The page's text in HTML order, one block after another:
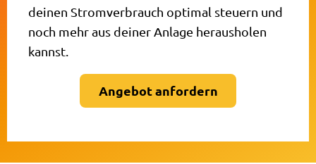
deinen Stromverbrauch optimal steuern und
noch mehr aus deiner Anlage herausholen
kannst.
Angebot anfordern